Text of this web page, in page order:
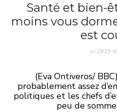
Santé et bien-
moins vous
est
on 2023-
(Eva Ontiveros/
probablement assez
politiques et les chefs
peu de